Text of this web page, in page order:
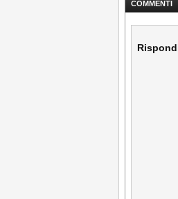
COMMENTI